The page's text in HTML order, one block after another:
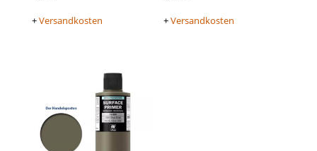
+Versandkosten +Versandkosten